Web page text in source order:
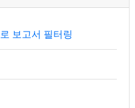
보고서 필터링